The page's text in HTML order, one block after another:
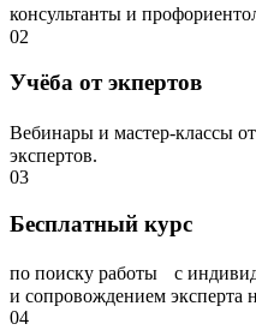
консультанты и
02
Учёба от экпертов
Вебинары и мастер-классы
экспертов.
03
Бесплатный курс
по поиску работы с
и сопровождением эксперта
04